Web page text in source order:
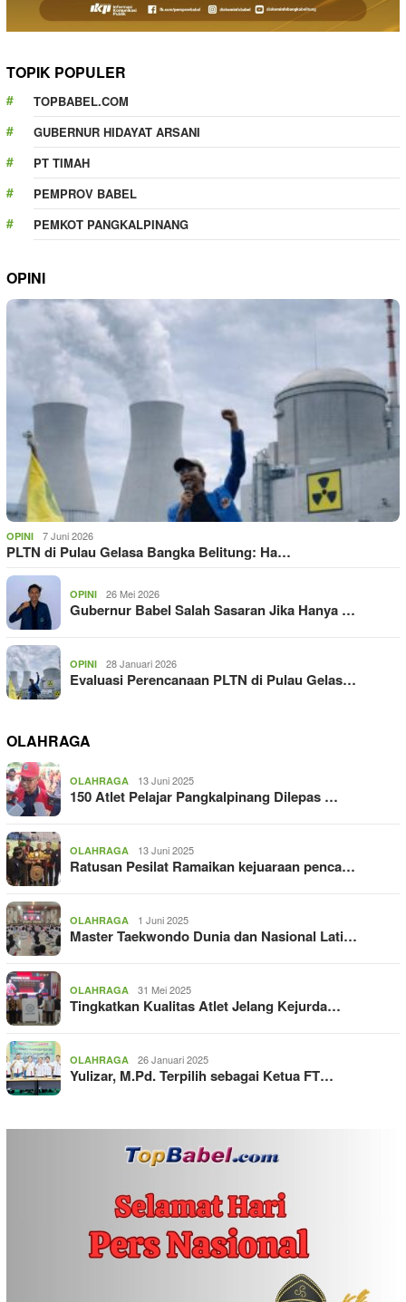
TOPIK POPULER
TOPBABEL.COM
GUBERNUR HIDAYAT ARSANI
PT TIMAH
PEMPROV BABEL
PEMKOT PANGKALPINANG
OPINI
OPINI 7 Juni 2026
PLTN di Pulau Gelasa Bangka Belitung: Ha…
OPINI 26 Mei 2026
Gubernur Babel Salah Sasaran Jika Hanya …
OPINI 28 Januari 2026
Evaluasi Perencanaan PLTN di Pulau Gelas…
OLAHRAGA
OLAHRAGA 13 Juni 2025
150 Atlet Pelajar Pangkalpinang Dilepas …
OLAHRAGA 13 Juni 2025
Ratusan Pesilat Ramaikan kejuaraan penca…
OLAHRAGA 1 Juni 2025
Master Taekwondo Dunia dan Nasional Lati…
OLAHRAGA 31 Mei 2025
Tingkatkan Kualitas Atlet Jelang Kejurda…
OLAHRAGA 26 Januari 2025
Yulizar, M.Pd. Terpilih sebagai Ketua FT…